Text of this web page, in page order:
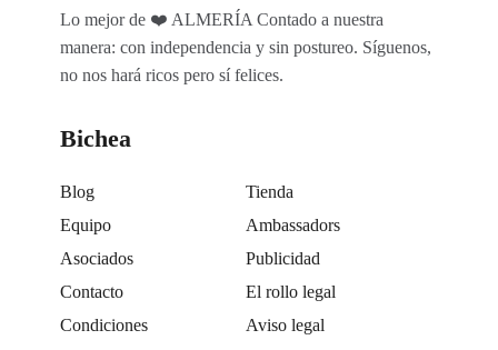
Lo mejor de ❤️ ALMERÍA Contado a nuestra
manera: con independencia y sin postureo. Síguenos,
no nos hará ricos pero sí felices.
Bichea
Blog
Tienda
Equipo
Ambassadors
Asociados
Publicidad
Contacto
El rollo legal
Condiciones
Aviso legal